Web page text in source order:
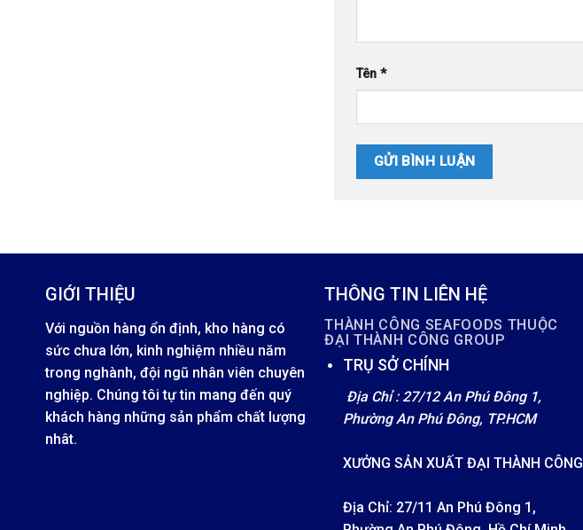
Tên *
GIỚI THIỆU
Với nguồn hàng ổn định, kho hàng có
sức chưa lớn, kinh nghiệm nhiều năm
trong nghành, đội ngũ nhân viên chuyên
nghiệp. Chúng tôi tự tin mang đến quý
khách hàng những sản phẩm chất lượng
nhât.
THÔNG TIN LIÊN HỆ
THÀNH CÔNG SEAFOODS THUỘC
ĐẠI THÀNH CÔNG GROUP
TRỤ SỞ CHÍNH
Địa Chỉ : 27/12 An Phú Đông 1,
Phường An Phú Đông, TP.HCM
XƯỞNG SẢN XUẤT ĐẠI THÀNH CÔNG
Địa Chỉ: 27/11 An Phú Đông 1,